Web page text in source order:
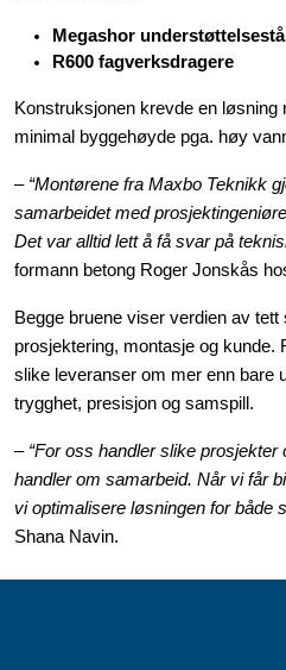
Megashor
R600 fagverksdragere
Konstruksjonen krevde en
minimal byggehøyde pga. høy
– “Montørene fra Maxbo Teknikk
samarbeidet med
Det var alltid lett å få svar på
formann betong Roger Jonskås
Begge bruene viser verdien av
prosjektering, montasje og kunde.
slike leveranser om mer enn bare
trygghet, presisjon og samspill.
– “For oss handler slike
handler om samarbeid. Når vi får
vi optimalisere løsningen for både
Shana Navin.